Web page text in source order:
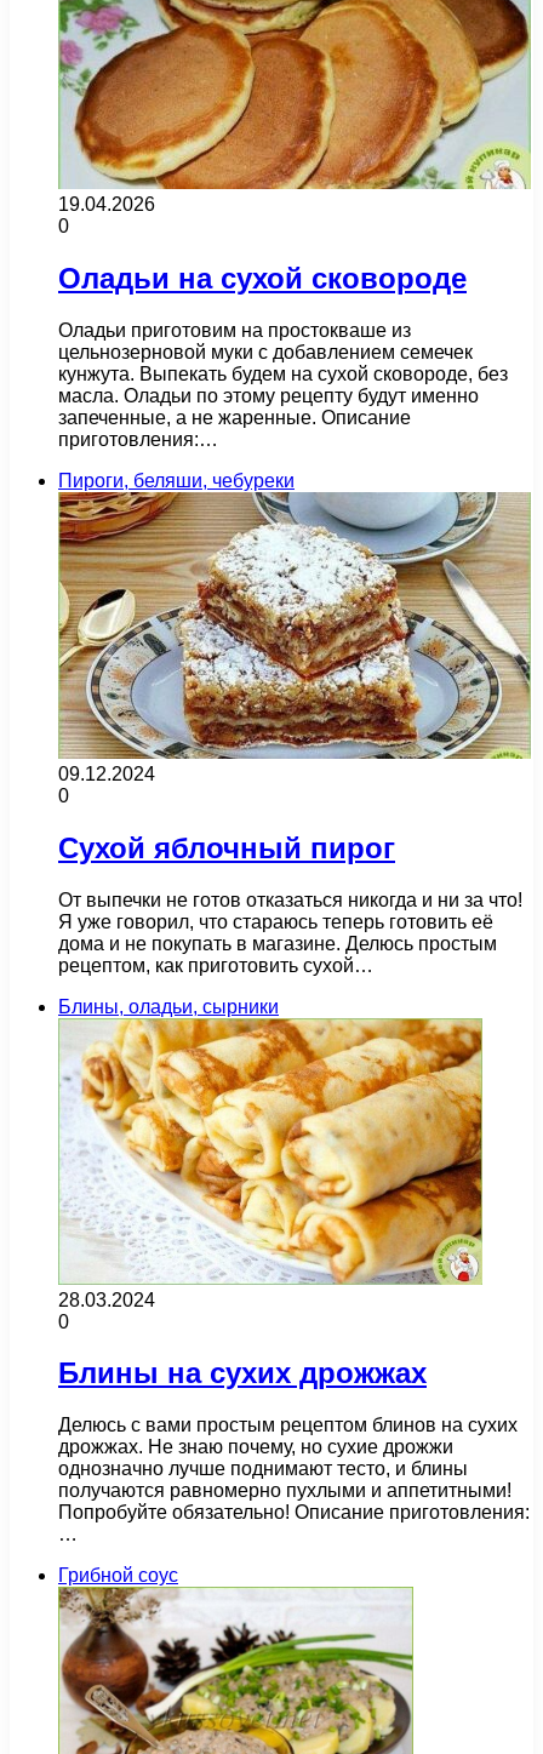
19.04.2026
0
Оладьи на сухой сковороде
Оладьи приготовим на простокваше из
цельнозерновой муки с добавлением семечек
кунжута. Выпекать будем на сухой сковороде, без
масла. Оладьи по этому рецепту будут именно
запеченные, а не жаренные. Описание
приготовления:…
Пироги, беляши, чебуреки
09.12.2024
0
Сухой яблочный пирог
От выпечки не готов отказаться никогда и ни за что!
Я уже говорил, что стараюсь теперь готовить её
дома и не покупать в магазине. Делюсь простым
рецептом, как приготовить сухой…
Блины, оладьи, сырники
28.03.2024
0
Блины на сухих дрожжах
Делюсь с вами простым рецептом блинов на сухих
дрожжах. Не знаю почему, но сухие дрожжи
однозначно лучше поднимают тесто, и блины
получаются равномерно пухлыми и аппетитными!
Попробуйте обязательно! Описание приготовления:
…
Грибной соус